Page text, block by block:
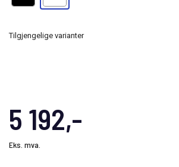
5 192,-
Eks. mva.
Tilgjengelige varianter